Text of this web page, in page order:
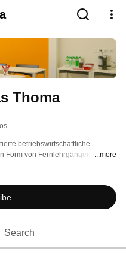
Thoma
betriebswirtschaftliche
Form von Fernlehrgängen an.
der Betriebswirtschaftslehre zu
Unternehmen vorzubereiten.
...more
Search